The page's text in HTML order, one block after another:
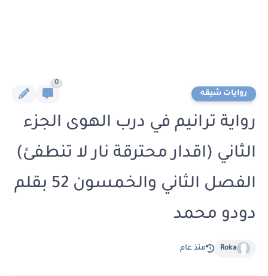
روايات شيقه
0
رواية ترانيم في درب الهوى الجزء
الثاني (اقدار محترقة نار لا تنطفئ)
الفصل الثاني والخمسون 52 بقلم
دودو محمد
Roka منذ عام